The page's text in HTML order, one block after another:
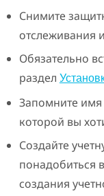
Снимите
отслеживания
Обязательно
раздел
Запомните имя
которой вы
Создайте
понадобиться
создания